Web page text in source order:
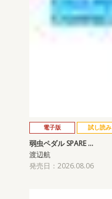
電子版 試し読み
弱虫ペダル SPARE …
渡辺航
発売日：2026.08.06